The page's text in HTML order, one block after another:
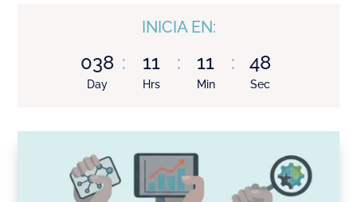
INICIA EN:
038
Day
: 11
Hrs
: 11
Min
: 47
Sec